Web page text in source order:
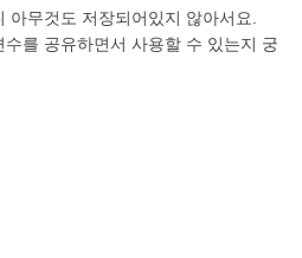
무것도 저장되어있지 않아서요.
를 공유하면서 사용할 수 있는지 궁